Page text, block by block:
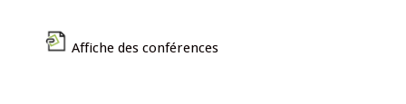
Affiche des conférences